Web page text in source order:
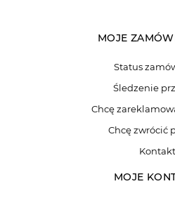
MOJE
Status
Śledzenie
Chcę
Chcę zwrócić
Kontakt
MOJE